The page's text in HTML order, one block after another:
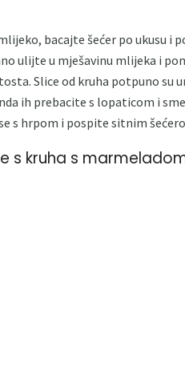
bacajte šećer po ukusu
ulijte u mješavinu mlijeka i
Slice od kruha potpuno su
ih prebacite s lopaticom i
s hrpom i pospite sitnim
s kruha s